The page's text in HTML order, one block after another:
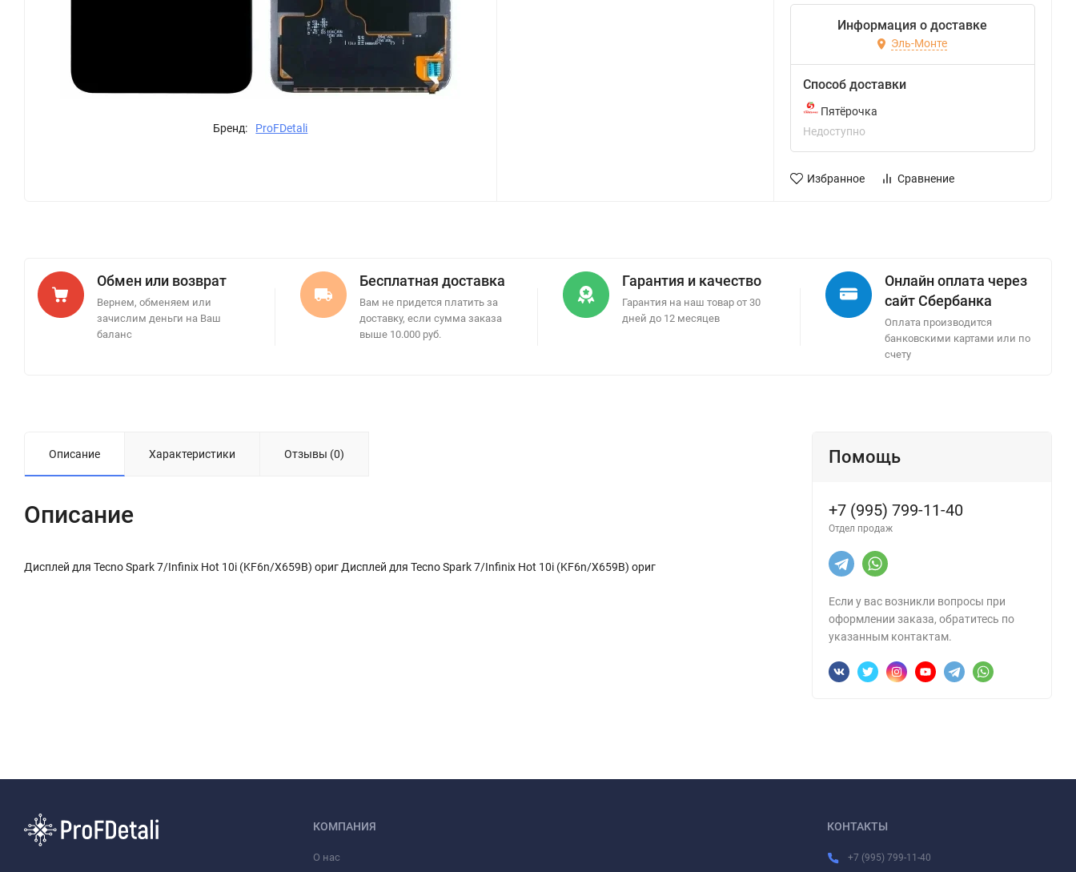
Бренд: ProFDetali
Информация о доставке
Эль-Монте
Способ доставки
Пятёрочка
Недоступно
Избранное Сравнение
Обмен или возврат
Вернем, обменяем или
зачислим деньги на Ваш
баланс
Бесплатная доставка
Вам не придется платить за
доставку, если сумма заказа
выше 10.000 руб.
Гарантия и качество
Гарантия на наш товар от 30
дней до 12 месяцев
Онлайн оплата через
сайт Сбербанка
Оплата производится
банковскими картами или по
счету
Описание Характеристики Отзывы (0)
Описание
Дисплей для Tecno Spark 7/Infinix Hot 10i (KF6n/X659B) ориг Дисплей для Tecno Spark 7/Infinix Hot 10i (KF6n/X659B) ориг
Помощь
+7 (995) 799-11-40
Отдел продаж
Если у вас возникли вопросы при
оформлении заказа, обратитесь по
указанным контактам.
КОМПАНИЯ
О нас
КОНТАКТЫ
+7 (995) 799-11-40